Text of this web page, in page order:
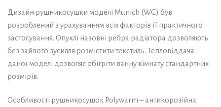
Дизайн рушникосушки моделі Munich (WG) був
розроблений з урахуванням всіх факторів її практичного
застосування. Опуклі назовні ребра радіатора дозволяють
без зайвого зусилля розмістити текстиль. Тепловіддача
даної моделі дозволяє обігріти ванну кімнату стандартних
розмірів.
Особливості рушникосушок Polywarm – антикорозійна